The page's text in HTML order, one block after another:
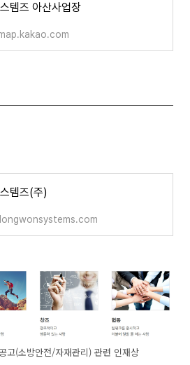
템즈 아산사업장
템즈(주)
고(소방안전/자재관리) 관련 인재상